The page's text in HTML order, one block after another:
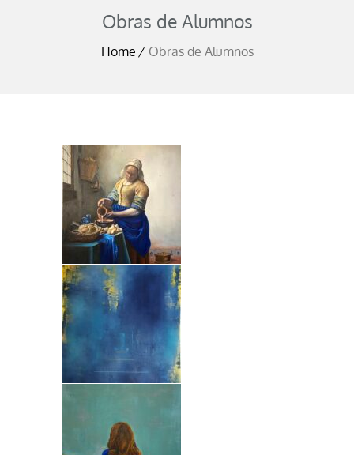
Obras de Alumnos
Home Obras de Alumnos